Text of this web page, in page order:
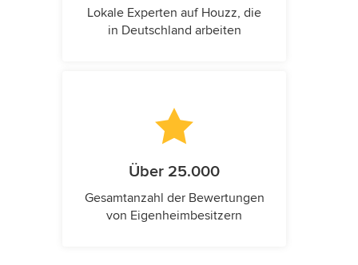
Lokale Experten auf Houzz, die
in Deutschland arbeiten
Über 25.000
Gesamtanzahl der Bewertungen
von Eigenheimbesitzern